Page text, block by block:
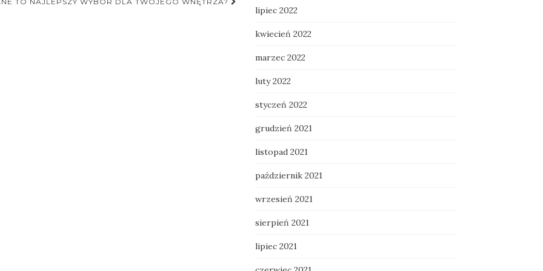
lipiec 2022
kwiecień 2022
marzec 2022
luty 2022
styczeń 2022
grudzień 2021
listopad 2021
październik 2021
wrzesień 2021
sierpień 2021
lipiec 2021